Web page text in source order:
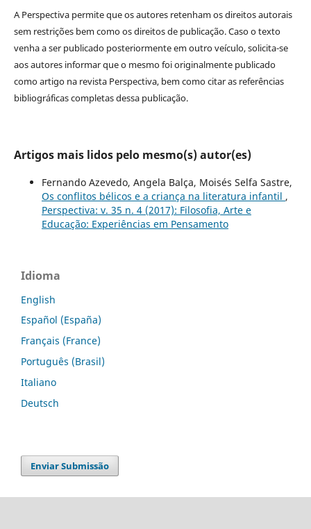
A Perspectiva permite que os autores retenham os direitos autorais
sem restrições bem como os direitos de publicação. Caso o texto
venha a ser publicado posteriormente em outro veículo, solicita-se
aos autores informar que o mesmo foi originalmente publicado
como artigo na revista Perspectiva, bem como citar as referências
bibliográficas completas dessa publicação.
Artigos mais lidos pelo mesmo(s) autor(es)
Fernando Azevedo, Angela Balça, Moisés Selfa Sastre,
Os conflitos bélicos e a criança na literatura infantil ,
Perspectiva: v. 35 n. 4 (2017): Filosofia, Arte e
Educação: Experiências em Pensamento
Idioma
English
Español (España)
Français (France)
Português (Brasil)
Italiano
Deutsch
Enviar Submissão